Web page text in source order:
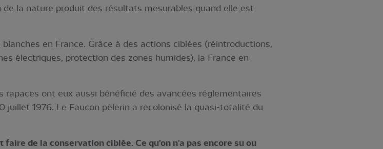
la nature produit des résultats mesurables quand elle est
en France. Grâce à des actions ciblées (réintroductions,
électriques, protection des zones humides), la France en
rapaces ont eux aussi bénéficié des avancées réglementaires
juillet 1976. Le Faucon pèlerin a recolonisé la quasi-totalité du
faire de la conservation ciblée. Ce qu'on n'a pas encore su ou